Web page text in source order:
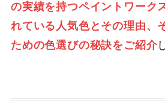
の実績を持つペイントワーク
れている人気色とその理由、
ための色選びの秘訣をご紹介